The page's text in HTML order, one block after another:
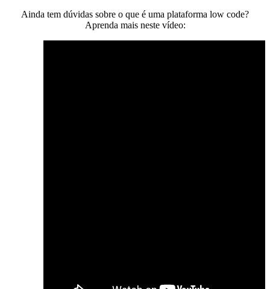
Ainda tem dúvidas sobre o que é uma plataforma low code?
Aprenda mais neste vídeo: